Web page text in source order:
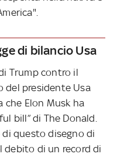
di bilancio Usa
Trump contro il
del presidente Usa
che Elon Musk ha
bill” di The Donald.
di questo disegno di
debito di un record di